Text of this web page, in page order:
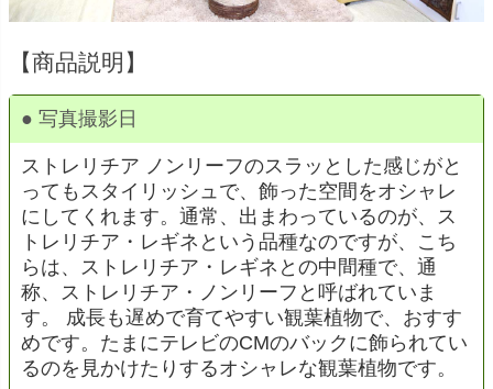
【商品説明】
● 写真撮影日
ストレリチア ノンリーフのスラッとした感じがと
ってもスタイリッシュで、飾った空間をオシャレ
にしてくれます。通常、出まわっているのが、ス
トレリチア・レギネという品種なのですが、こち
らは、ストレリチア・レギネとの中間種で、通
称、ストレリチア・ノンリーフと呼ばれていま
す。 成長も遅めで育てやすい観葉植物で、おすす
めです。たまにテレビのCMのバックに飾られてい
るのを見かけたりするオシャレな観葉植物です。